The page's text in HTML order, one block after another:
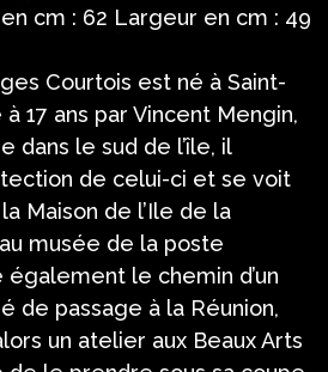
cm : 62 Largeur en cm : 49
Courtois est né à Saint-
17 ans par Vincent Mengin,
dans le sud de l’île, il
de celui-ci et se voit
Maison de l’Ile de la
musée de la poste
également le chemin d’un
de passage à la Réunion,
un atelier aux Beaux Arts